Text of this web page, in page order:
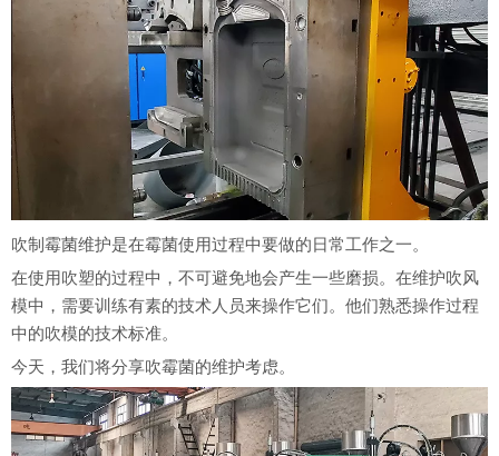
吹制霉菌维护是在霉菌使用过程中要做的日常工作之一。
在使用吹塑的过程中，不可避免地会产生一些磨损。在维护吹风
模中，需要训练有素的技术人员来操作它们。他们熟悉操作过程
中的吹模的技术标准。
今天，我们将分享吹霉菌的维护考虑。